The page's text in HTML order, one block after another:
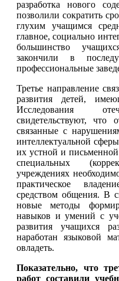
разработка нового
позволили сократить
глухим учащимся
главное, социально
большинство
закончили в
профессиональные
Третье направление
развития детей,
Исследования
свидетельствуют, что
связанные с
интеллектуальной
их устной и
специальных
учреждениях
практическое
средством общения. В
новые методы
навыков и умений с
развития учащихся
наработан языковой
овладеть.
Показательно, что
работ составили учеб